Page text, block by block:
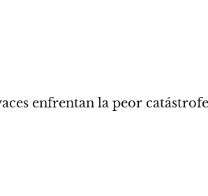
enfrentan la peor